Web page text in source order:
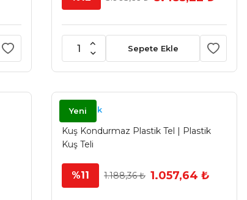
Sepete Ekle
Yeni
Kovmatik
Kuş Kondurmaz Plastik Tel | Plastik
Kuş Teli
%11 1.188,36 ₺ 1.057,64 ₺